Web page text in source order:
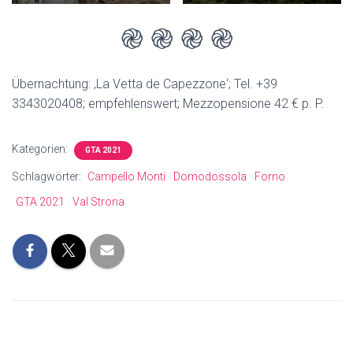
֎ ֎ ֎ ֎
Übernachtung: ‚La Vetta de Capezzone‘; Tel. +39
3343020408; empfehlenswert; Mezzopensione 42 € p. P.
Kategorien: GTA 2021
Schlagwörter: Campello Monti Domodossola
Forno
GTA 2021
Val Strona